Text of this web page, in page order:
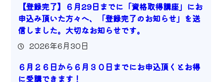
【登録完了】６月29日までに「資格取得講座」にお
申込み頂いた方々へ、「登録完了のお知らせ」を送
信しました。大切なお知らせです。
2026年6月30日
６月２６日から６月３０日までにお申込頂くとお得
に受講できます！